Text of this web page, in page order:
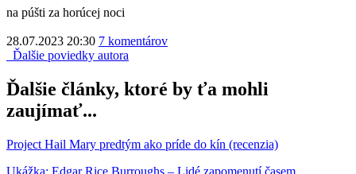
na púšti za horúcej noci
28.07.2023 20:30 7 komentárov
Ďalšie poviedky autora
Ďalšie články, ktoré by ťa mohli
zaujímať...
Project Hail Mary predtým ako príde do kín (recenzia)
Ukážka: Edgar Rice Burroughs – Lidé zapomenutí časem